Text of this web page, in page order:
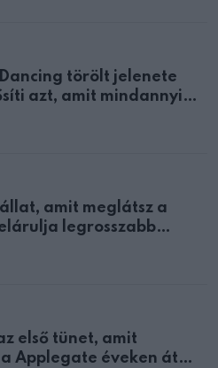
törölt jelenete
azt, amit mindannyian
amit meglátsz a
legrosszabb
első tünet, amit
Applegate éveken át